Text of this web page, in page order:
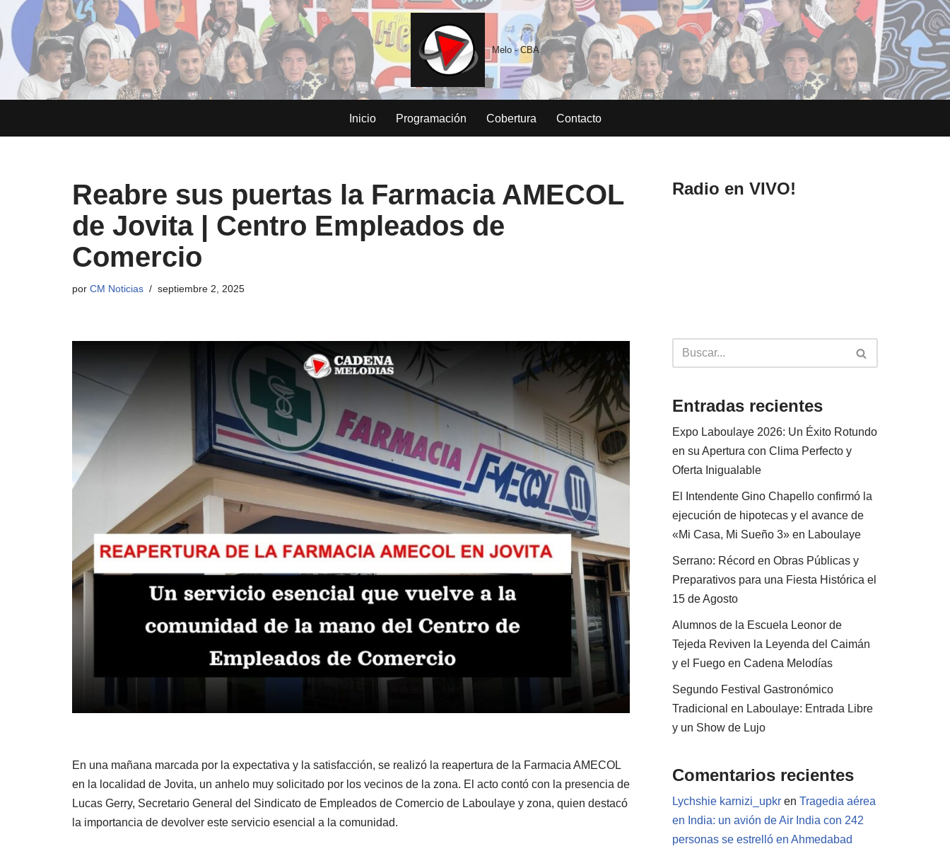
Saltar
al
contenido
Melo - CBA
Inicio Programación Cobertura Contacto
Reabre sus puertas la Farmacia AMECOL
de Jovita | Centro Empleados de
Comercio
por CM Noticias septiembre 2, 2025
En una mañana marcada por la expectativa y la satisfacción, se realizó la reapertura de la Farmacia AMECOL
en la localidad de Jovita, un anhelo muy solicitado por los vecinos de la zona. El acto contó con la presencia de
Lucas Gerry, Secretario General del Sindicato de Empleados de Comercio de Laboulaye y zona, quien destacó
la importancia de devolver este servicio esencial a la comunidad.
Radio en VIVO!
Entradas recientes
Expo Laboulaye 2026: Un Éxito Rotundo
en su Apertura con Clima Perfecto y
Oferta Inigualable
El Intendente Gino Chapello confirmó la
ejecución de hipotecas y el avance de
«Mi Casa, Mi Sueño 3» en Laboulaye
Serrano: Récord en Obras Públicas y
Preparativos para una Fiesta Histórica el
15 de Agosto
Alumnos de la Escuela Leonor de
Tejeda Reviven la Leyenda del Caimán
y el Fuego en Cadena Melodías
Segundo Festival Gastronómico
Tradicional en Laboulaye: Entrada Libre
y un Show de Lujo
Comentarios recientes
Lychshie karnizi_upkr en Tragedia aérea
en India: un avión de Air India con 242
personas se estrelló en Ahmedabad